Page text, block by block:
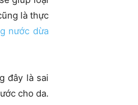
là thực
nước dừa
đây là sai
cho da.